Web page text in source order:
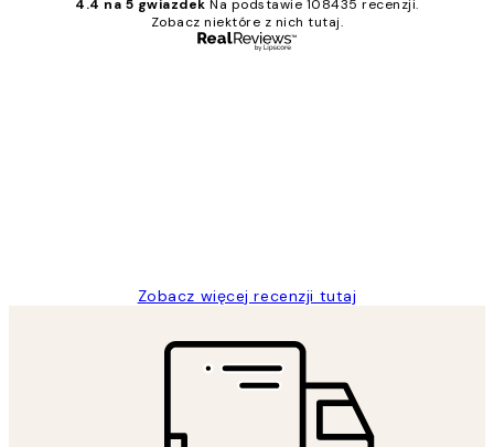
4.4 na 5 gwiazdek Na podstawie 108435 recenzji.
Zobacz niektóre z nich tutaj.
Zobacz więcej recenzji tutaj